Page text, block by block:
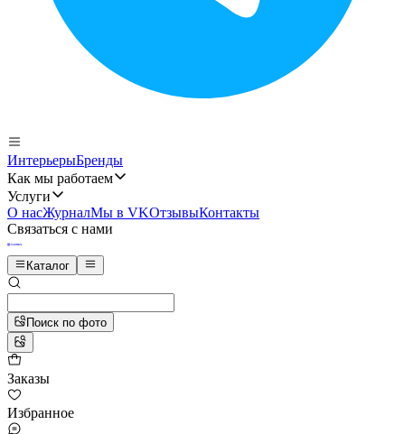
ИнтерьерыБренды
Как мы работаем
Услуги
О насЖурналМы в VKОтзывыКонтакты
Связаться с нами
Каталог
Поиск по фото
Заказы
Избранное